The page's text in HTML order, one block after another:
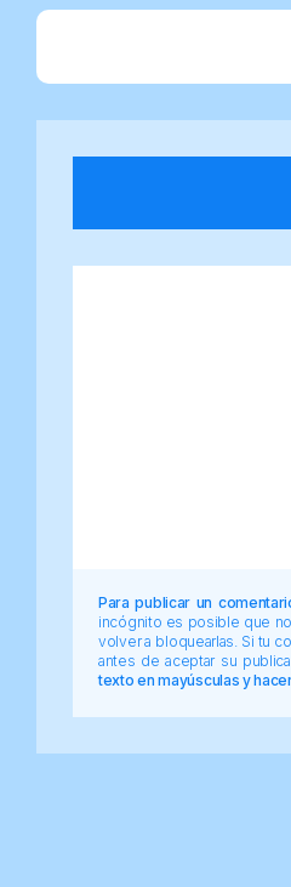
Para publicar un
incógnito es posible que
volver a bloquearlas. Si tu
antes de aceptar su
texto en mayúsculas y